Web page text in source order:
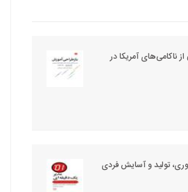
ناکامی‌های آمریکا در
تولید و آسایش فردی